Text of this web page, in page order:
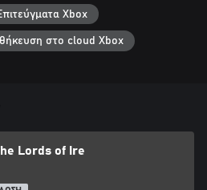
Xbox
στο cloud Xbox
Lords of Ire